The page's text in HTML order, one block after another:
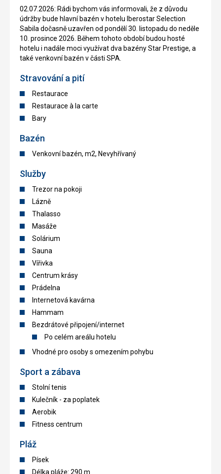
02.07.2026: Rádi bychom vás informovali, že z důvodu
údržby bude hlavní bazén v hotelu Iberostar Selection
Sabila dočasně uzavřen od pondělí 30. listopadu do neděle
10. prosince 2026. Během tohoto období budou hosté
hotelu i nadále moci využívat dva bazény Star Prestige, a
také venkovní bazén v části SPA.
Stravování a pití
Restaurace
Restaurace à la carte
Bary
Bazén
Venkovní bazén, m2, Nevyhřívaný
Služby
Trezor na pokoji
Lázně
Thalasso
Masáže
Solárium
Sauna
Vířivka
Centrum krásy
Prádelna
Internetová kavárna
Hammam
Bezdrátové připojení/internet
Po celém areálu hotelu
Vhodné pro osoby s omezením pohybu
Sport a zábava
Stolní tenis
Kulečník - za poplatek
Aerobik
Fitness centrum
Pláž
Písek
Délka pláže: 290 m